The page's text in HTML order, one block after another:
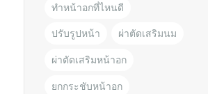
ทำหน้าอกที่ไหนดี
ปรับรูปหน้า ผ่าตัดเสริมนม
ผ่าตัดเสริมหน้าอก
ยกกระชับหน้าอก